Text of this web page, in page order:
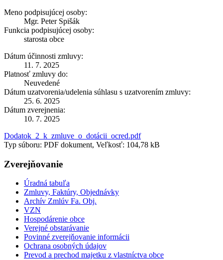
Meno podpisujúcej osoby:
Mgr. Peter Spišák
Funkcia podpisujúcej osoby:
starosta obce
Dátum účinnosti zmluvy:
11. 7. 2025
Platnosť zmluvy do:
Neuvedené
Dátum uzatvorenia/udelenia súhlasu s uzatvorením zmluvy:
25. 6. 2025
Dátum zverejnenia:
10. 7. 2025
Dodatok_2_k_zmluve_o_dotácii_ocred.pdf
Typ súboru: PDF dokument, Veľkosť: 104,78 kB
Zverejňovanie
Úradná tabuľa
Zmluvy, Faktúry, Objednávky
Archív Zmlúv Fa. Obj.
VZN
Hospodárenie obce
Verejné obstarávanie
Povinné zverejňovanie informácii
Ochrana osobných údajov
Prevod a prechod majetku z vlastníctva obce